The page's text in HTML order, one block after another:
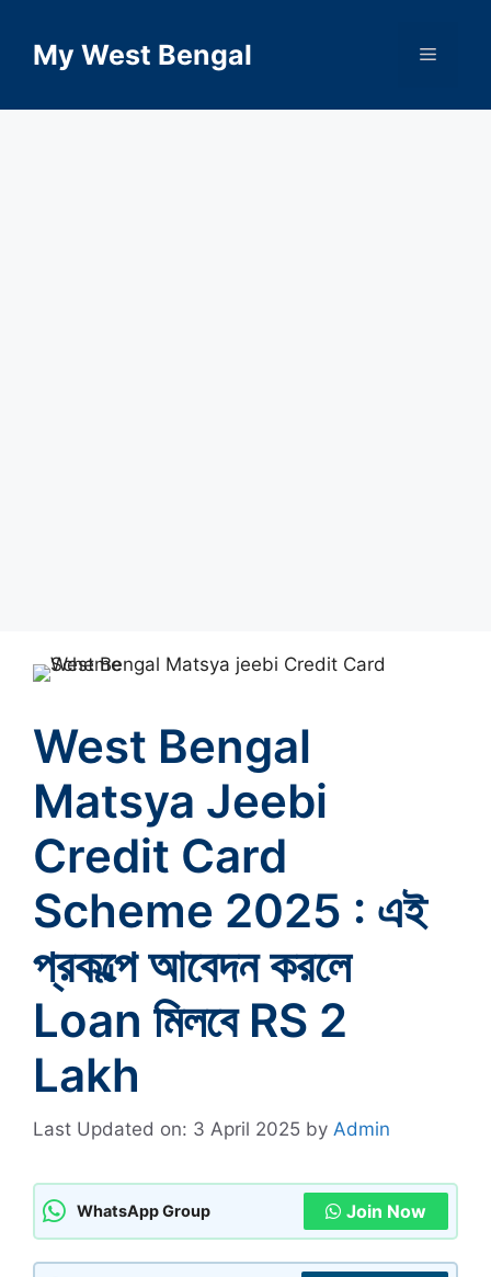
contentMy West Bengal Menu
West Bengal
Matsya Jeebi
Credit Card
Scheme 2025 : এই
প্রকল্পে আবেদন করলে
Loan মিলবে RS 2
Lakh
Last Updated on: 3 April 2025 by Admin
WhatsApp Group Join Now